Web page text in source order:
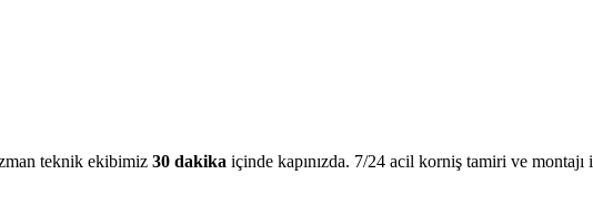
teknik ekibimiz 30 dakika içinde kapınızda. 7/24 acil korniş tamiri ve